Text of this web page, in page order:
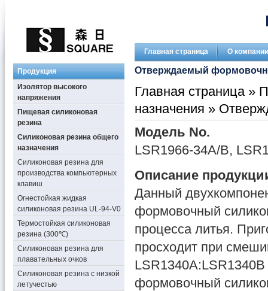
Главная страница О компании
Продукция
Изолятор высокого
напряжения
Пищевая силиконовая
резина
Силиконовая резина общего
назначения
Силиконовая резина для
производства компьютерных
клавиш
Огнестойкая жидкая
силиконовая резина UL-94-V0
Термостойкая силиконовая
резина (300℃)
Силиконовая резина для
плавательных очков
Силиконовая резина с низкой
летучестью
Отверждаемый
Главная страница»
назначения »
Модель No.
LSR1966-34A/B,
Описание
Данный
формовочный
процесса литья.
просходит при
формовочный